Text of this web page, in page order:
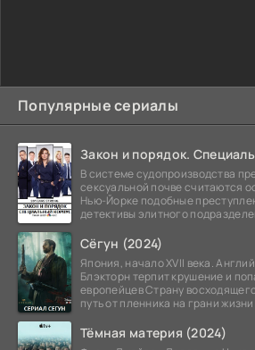
Популярные сериалы
В системе судопроизводства
сексуальной почве считаются
Нью-Йорке подобные
детективы элитного
Сёгун (2024)
Япония, начало XVII века.
Блэкторн терпит крушение и
европейцев Страну
путь от пленника на грани
Тёмная материя (2024)